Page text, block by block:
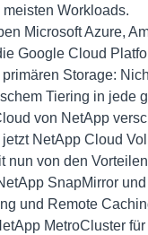
Microsoft Azure,
NetApp Cloud
SnapMirror
MetroCluster